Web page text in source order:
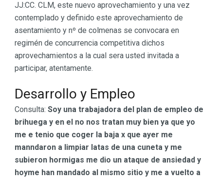
JJ:CC. CLM, este nuevo aprovechamiento y una vez
contemplado y definido este aprovechamiento de
asentamiento y nº de colmenas se convocara en
regimén de concurrencia competitiva dichos
aprovechamientos a la cual sera usted invitada a
participar, atentamente.
Desarrollo y Empleo
Consulta: Soy una trabajadora del plan de empleo de
brihuega y en el no nos tratan muy bien ya que yo
me e tenio que coger la baja x que ayer me
manndaron a limpiar latas de una cuneta y me
subieron hormigas me dio un ataque de ansiedad y
hoyme han mandado al mismo sitio y me a vuelto a